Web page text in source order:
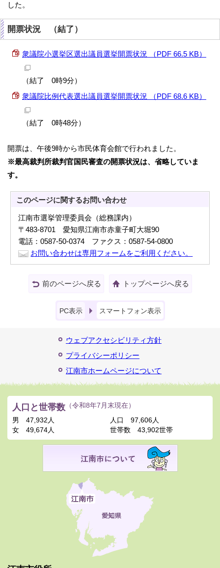
した。
開票状況 （結了）
衆議院小選挙区選出議員選挙開票状況 （PDF 66.5 KB）
（結了 0時9分）
衆議院比例代表選出議員選挙開票状況 （PDF 68.6 KB）
（結了 0時48分）
開票は、午後9時から市民体育会館で行われました。
※最高裁判所裁判官国民審査の開票状況は、省略していま
す。
このページに関するお問い合わせ
江南市選挙管理委員会（総務課内）
〒483-8701 愛知県江南市赤童子町大堀90
電話：0587-50-0374 ファクス：0587-54-0800
お問い合わせは専用フォームをご利用ください。
前のページへ戻る トップページへ戻る
PC表示 スマートフォン表示
ウェブアクセシビリティ方針
プライバシーポリシー
江南市ホームページについて
人口と世帯数 （令和8年7月末現在）
男
47,932人
女
49,674人
人口
97,606人
世帯数
43,902世帯